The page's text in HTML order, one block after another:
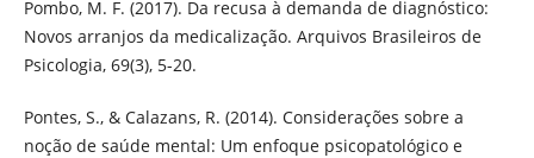
Pombo, M. F. (2017). Da recusa à demanda de diagnóstico:
Novos arranjos da medicalização. Arquivos Brasileiros de
Psicologia, 69(3), 5-20.
Pontes, S., & Calazans, R. (2014). Considerações sobre a
noção de saúde mental: Um enfoque psicopatológico e